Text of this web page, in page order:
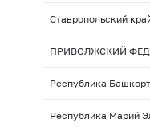
Ставропольский
ПРИВОЛЖСКИЙ
Республика
Республика Марий